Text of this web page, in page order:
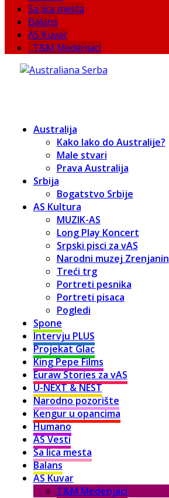
Sa lica mesta
Balans
AS Kuvar
T&M Medenjaci
Australija
Kako lako do Australije?
Male stvari
Prava Australija
Srbija
Bogatstvo Srbije
AS Kultura
MUZIK-AS
Long Play Koncert
Srpski pisci za vAS
Narodni muzej Zrenjanin
Treći trg
Portreti pesnika
Portreti pisaca
Pogledi
Spone
Intervju PLUS
Projekat Glac
King Pepe Films
Euraw Stories za vAS
U-NEXT & NEST
Narodno pozorište
Kengur u opancima
Humano
AS Vesti
Sa lica mesta
Balans
AS Kuvar
T&M Medenjaci